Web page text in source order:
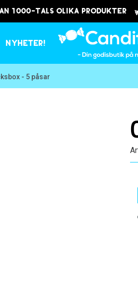
1000-tals olika produkter
Nyheter!
- 5 påsar